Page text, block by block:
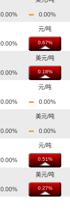
0.00% 0.00%
元/吨
0.00% 0.67%
美元/吨
0.00% 0.18%
元/吨
0.00% 0.00%
美元/吨
0.00% 0.00%
元/吨
0.00% 0.51%
美元/吨
0.00% 0.27%